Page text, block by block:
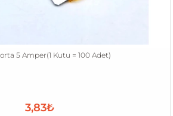
5 Amper(1 Kutu = 100 Adet)
3,83₺